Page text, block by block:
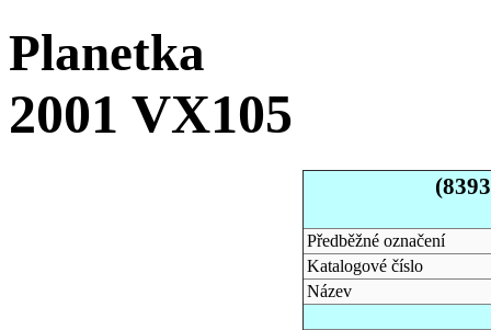
Planetka
2001 VX105
Předběžné označení
Katalogové číslo
Název